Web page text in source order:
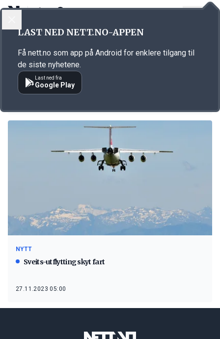
Emne: Sveits
KORT FORTALT
Norske millionærar i Sveits kan få skattesmell
NYTT
Sveits-utflytting skyt fart
27.11.2023 05:00
LAST NED NETT.NO-APPEN
Få nett.no som app på Android for enklere tilgang til
de siste nyhetene.
Last ned fra
Google Play